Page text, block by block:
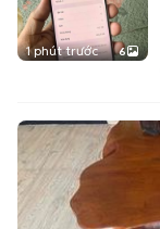
1 phút trước 6